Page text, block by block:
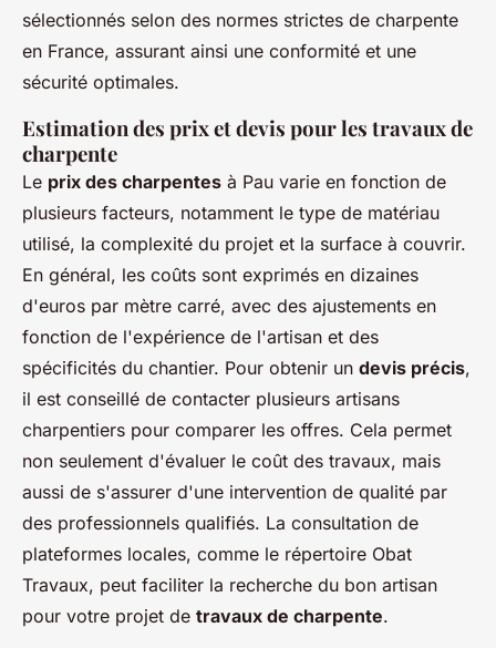
sélectionnés selon des normes strictes de charpente
en France, assurant ainsi une conformité et une
sécurité optimales.
Estimation des prix et devis pour les travaux de
charpente
Le prix des charpentes à Pau varie en fonction de
plusieurs facteurs, notamment le type de matériau
utilisé, la complexité du projet et la surface à couvrir.
En général, les coûts sont exprimés en dizaines
d'euros par mètre carré, avec des ajustements en
fonction de l'expérience de l'artisan et des
spécificités du chantier. Pour obtenir un devis précis,
il est conseillé de contacter plusieurs artisans
charpentiers pour comparer les offres. Cela permet
non seulement d'évaluer le coût des travaux, mais
aussi de s'assurer d'une intervention de qualité par
des professionnels qualifiés. La consultation de
plateformes locales, comme le répertoire Obat
Travaux, peut faciliter la recherche du bon artisan
pour votre projet de travaux de charpente.